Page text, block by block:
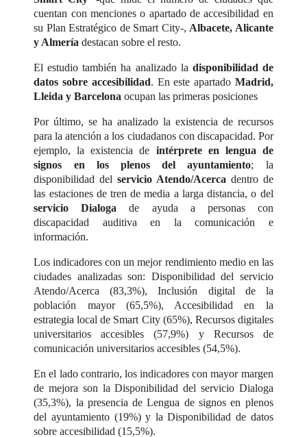
cuentan con menciones o apartado de accesibilidad en
su Plan Estratégico de Smart City-, Albacete, Alicante
y Almería destacan sobre el resto.
El estudio también ha analizado la disponibilidad de
datos sobre accesibilidad. En este apartado Madrid,
Lleida y Barcelona ocupan las primeras posiciones
Por último, se ha analizado la existencia de recursos
para la atención a los ciudadanos con discapacidad. Por
ejemplo, la existencia de intérprete en lengua de
signos en los plenos del ayuntamiento; la
disponibilidad delservicio Atendo/Acerca dentro de
las estaciones de tren de media a larga distancia, o del
servicio Dialoga de ayuda a personas con
discapacidad auditiva en la comunicación e
información.
Los indicadores con un mejor rendimiento medio en las
ciudades analizadas son: Disponibilidad del servicio
Atendo/Acerca (83,3%), Inclusión digital de la
población mayor (65,5%), Accesibilidad en la
estrategia local de Smart City (65%), Recursos digitales
universitarios accesibles (57,9%) y Recursos de
comunicación universitarios accesibles (54,5%).
En el lado contrario, los indicadores con mayor margen
de mejora son la Disponibilidad del servicio Dialoga
(35,3%), la presencia de Lengua de signos en plenos
del ayuntamiento (19%) y la Disponibilidad de datos
sobre accesibilidad (15,5%).